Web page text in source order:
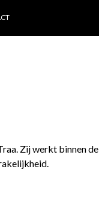
Zij werkt binnen de